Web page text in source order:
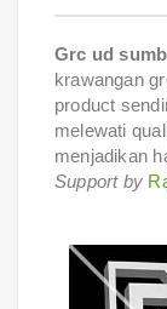
Grc ud
krawangan
product
melewati
menjadikan
Support by